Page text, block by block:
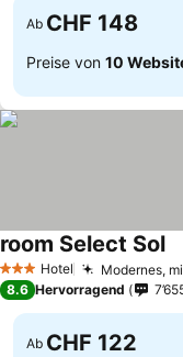
Ab CHF 148
Preise von 10
3 SterneHotel Modernes,
room Select Sol
8.6 Hervorragend
Ab CHF 122